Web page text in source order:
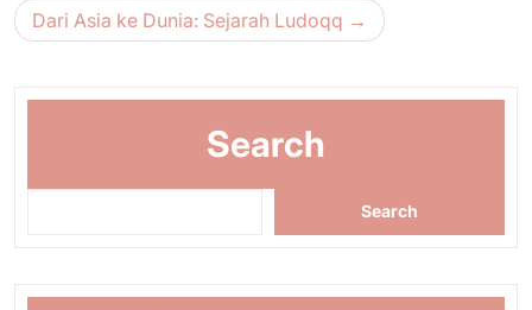
Dari Asia ke Dunia: Sejarah Ludoqq
Search
Search